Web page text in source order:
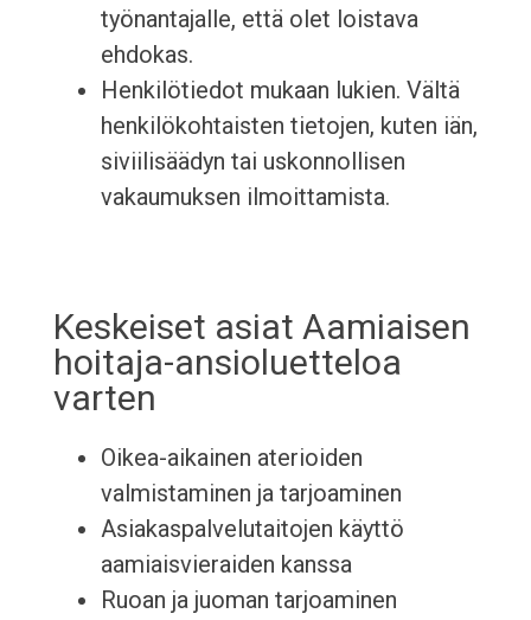
työnantajalle, että olet loistava
ehdokas.
Henkilötiedot mukaan lukien. Vältä
henkilökohtaisten tietojen, kuten iän,
siviilisäädyn tai uskonnollisen
vakaumuksen ilmoittamista.
Keskeiset asiat Aamiaisen
hoitaja-ansioluetteloa
varten
Oikea-aikainen aterioiden
valmistaminen ja tarjoaminen
Asiakaspalvelutaitojen käyttö
aamiaisvieraiden kanssa
Ruoan ja juoman tarjoaminen